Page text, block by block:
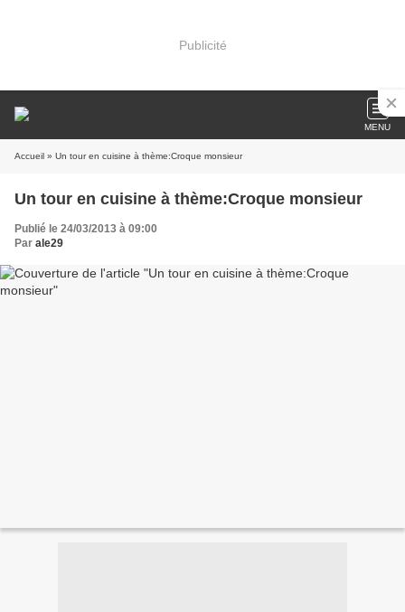
Publicité
MENU
Accueil » Un tour en cuisine à thème:Croque monsieur
Un tour en cuisine à thème:Croque monsieur
Publié le 24/03/2013 à 09:00
Par ale29